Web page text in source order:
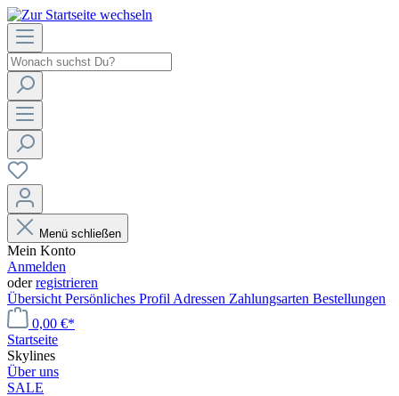
Menü schließen
Mein Konto
Anmelden
oderregistrieren
Übersicht Persönliches Profil Adressen Zahlungsarten Bestellungen
0,00 €*
Startseite
Skylines
Über uns
SALE